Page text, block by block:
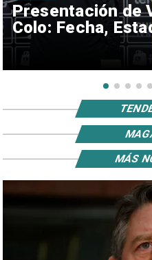
Presentación de
Colo: Fecha,
MÁS